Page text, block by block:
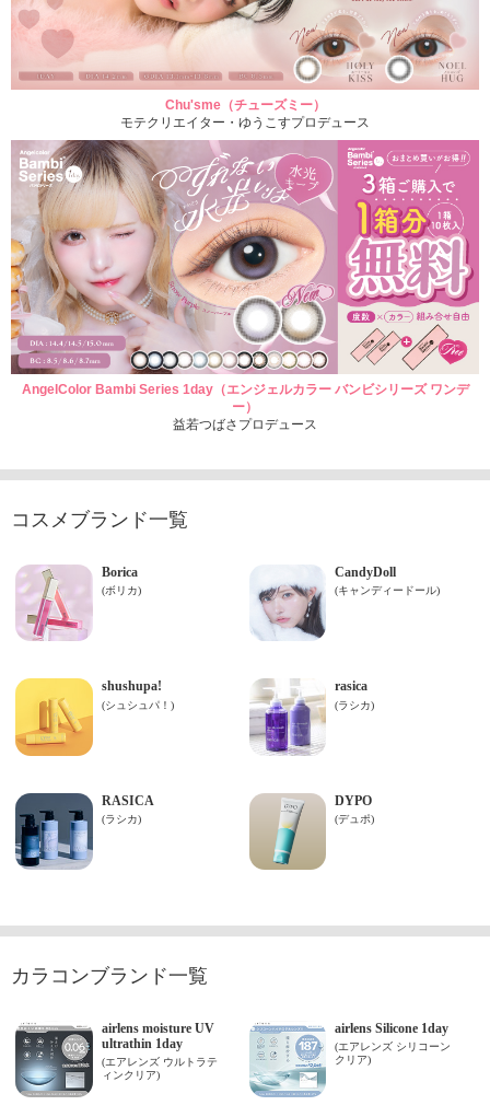
Chu'sme（チューズミー）
モテクリエイター・ゆうこすプロデュース
AngelColor Bambi Series 1day（エンジェルカラー バンビシリーズ ワンデ
ー）
益若つばさプロデュース
コスメブランド一覧
カラコンブランド一覧